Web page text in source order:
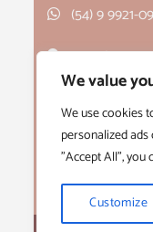
We value
We use cookies
personalized
"Accept All", you
Customize
(54) 9 9921-
Rua Alagoas,
- Bento